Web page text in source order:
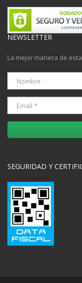
NEWSLETTER
La mejor manera de
SEGURIDAD Y